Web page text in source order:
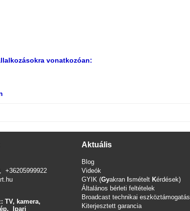
vonatkozóan:
+36205999922
TV, kamera,
Ipari
Aktuális
Blog
Videók
GYIK (Gyakran smételt Kérdések)
Általános bérleti feltételek
Broadcast technikai eszköztámogatás
Kiterjesztett garancia